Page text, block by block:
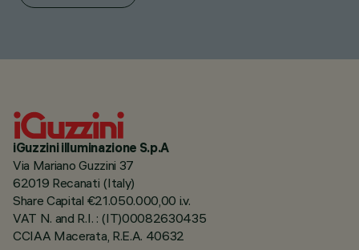
iGuzzini illuminazione S.p.A
Via Mariano Guzzini 37
62019 Recanati (Italy)
Share Capital €21.050.000,00 i.v.
VAT N. and R.I. : (IT)00082630435
CCIAA Macerata, R.E.A. 40632